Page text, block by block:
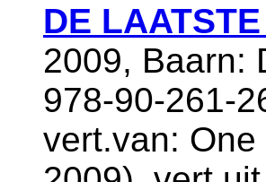
DE
2009, Baarn:
978-90-261-
vert.van: